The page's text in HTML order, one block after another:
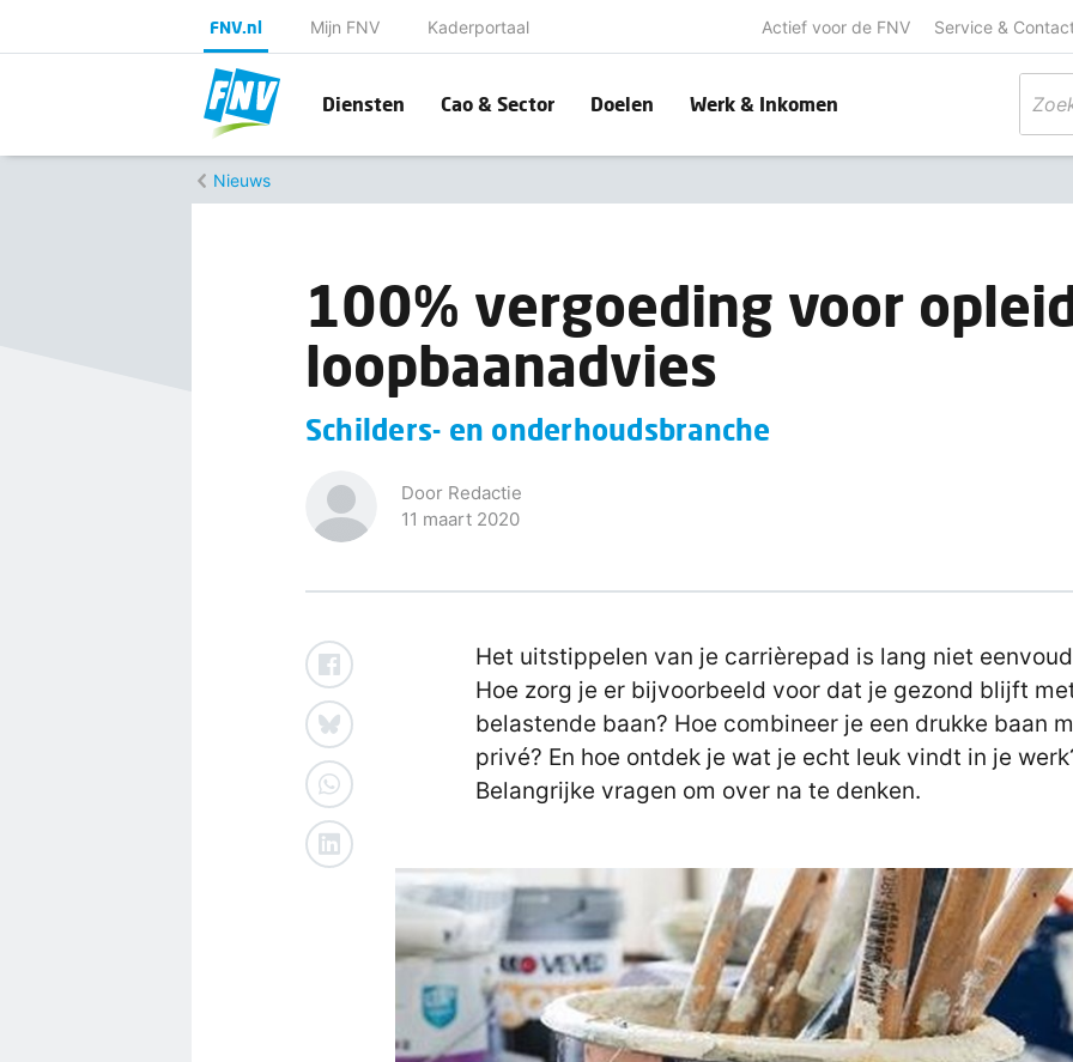
FNV.nl Mijn FNV Kaderportaal Actief voor de FNV Service &
Diensten Cao & Sector Doelen Werk & Inkomen
Nieuws
100% vergoeding voor
loopbaanadvies
Schilders- en onderhoudsbranche
Door Redactie
11 maart 2020
Het uitstippelen van je carrièrepad is lang niet
Hoe zorg je er bijvoorbeeld voor dat je gezond blijft
belastende baan? Hoe combineer je een drukke baan
privé? En hoe ontdek je wat je echt leuk vindt in je
Belangrijke vragen om over na te denken.